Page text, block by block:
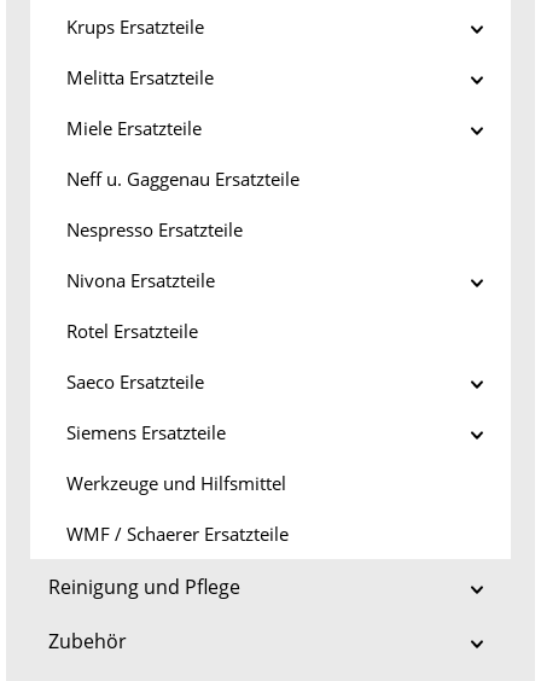
Krups Ersatzteile
Melitta Ersatzteile
Miele Ersatzteile
Neff u. Gaggenau Ersatzteile
Nespresso Ersatzteile
Nivona Ersatzteile
Rotel Ersatzteile
Saeco Ersatzteile
Siemens Ersatzteile
Werkzeuge und Hilfsmittel
WMF / Schaerer Ersatzteile
Reinigung und Pflege
Zubehör